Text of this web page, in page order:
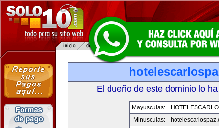
El dueño de este dominio lo
Mayusculas:
Minusculas: